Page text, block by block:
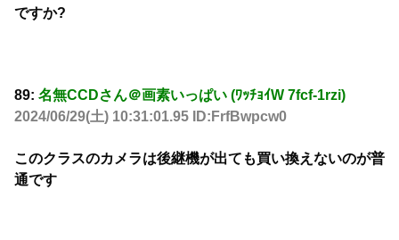
ですか?
89: 名無CCDさん＠画素いっぱい (ﾜｯﾁｮｲW 7fcf-1rzi)
2024/06/29(土) 10:31:01.95 ID:FrfBwpcw0
このクラスのカメラは後継機が出ても買い換えないのが普
通です